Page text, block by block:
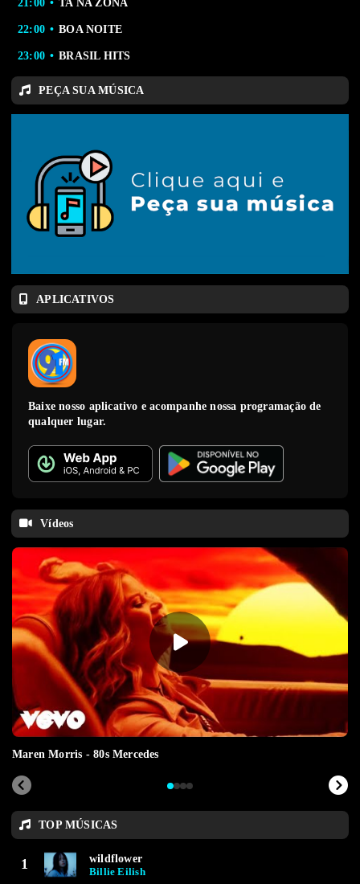
21:00 TA NA ZONA
22:00 BOA NOITE
23:00 BRASIL HITS
PEÇA SUA MÚSICA
APLICATIVOS
Baixe nosso aplicativo e acompanhe nossa programação de
qualquer lugar.
Vídeos
Maren Morris - 80s Mercedes
TOP MÚSICAS
1 wildflower
Billie Eilish